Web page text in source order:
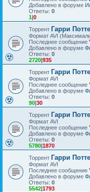
Добавлено в форуме
Ответы: 0
1|0
Торрент Гарри
Формат AVI
Последнее сообщение
Добавлено в форуме
Ответы: 0
2720|935
Торрент Гарри
Формат AVI
Последнее сообщение
Добавлено в форуме
Ответы: 0
90|30
Торрент Гарри
Формат AVI
Последнее сообщение
Добавлено в форуме
Ответы: 0
5780|1870
Торрент Гарри
Формат AVI
Последнее сообщение
Добавлено в форуме
Ответы: 0
5542|1793